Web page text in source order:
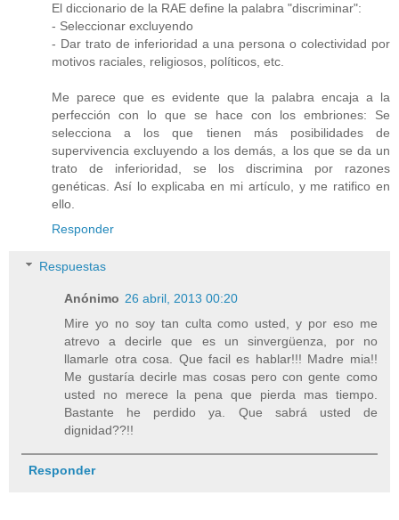
El diccionario de la RAE define la palabra "discriminar":
- Seleccionar excluyendo
- Dar trato de inferioridad a una persona o colectividad por
motivos raciales, religiosos, políticos, etc.
Me parece que es evidente que la palabra encaja a la
perfección con lo que se hace con los embriones: Se
selecciona a los que tienen más posibilidades de
supervivencia excluyendo a los demás, a los que se da un
trato de inferioridad, se los discrimina por razones
genéticas. Así lo explicaba en mi artículo, y me ratifico en
ello.
Responder
Respuestas
Anónimo 26 abril, 2013 00:20
Mire yo no soy tan culta como usted, y por eso me
atrevo a decirle que es un sinvergüenza, por no
llamarle otra cosa. Que facil es hablar!!! Madre mia!!
Me gustaría decirle mas cosas pero con gente como
usted no merece la pena que pierda mas tiempo.
Bastante he perdido ya. Que sabrá usted de
dignidad??!!
Responder